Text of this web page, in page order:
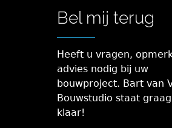
Bel mij terug
Heeft u vragen,
advies nodig bij uw
bouwproject. Bart van
Bouwstudio staat
klaar!